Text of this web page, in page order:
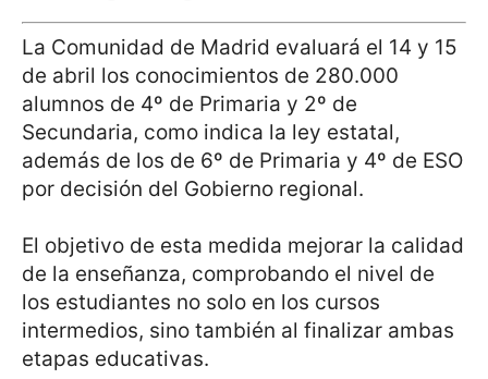
La Comunidad de Madrid evaluará el 14 y 15
de abril los conocimientos de 280.000
alumnos de 4º de Primaria y 2º de
Secundaria, como indica la ley estatal,
además de los de 6º de Primaria y 4º de ESO
por decisión del Gobierno regional.
El objetivo de esta medida mejorar la calidad
de la enseñanza, comprobando el nivel de
los estudiantes no solo en los cursos
intermedios, sino también al finalizar ambas
etapas educativas.